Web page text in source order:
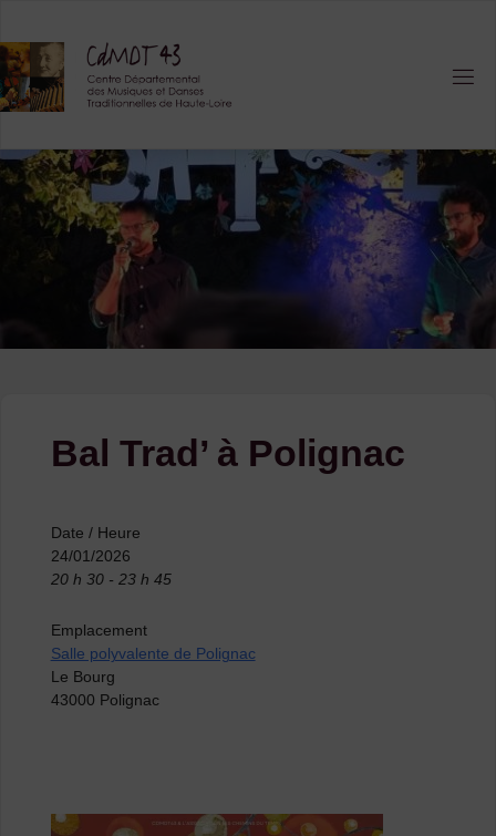
content
Bal Trad’ à Polignac
Date / Heure
24/01/2026
20 h 30 - 23 h 45
Emplacement
Salle polyvalente de Polignac
Le Bourg
43000 Polignac